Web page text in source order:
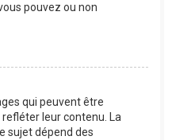
pouvez ou non
qui peuvent être
leur contenu. La
sujet dépend des